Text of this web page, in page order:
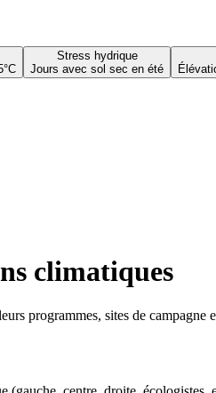
Stress hydrique
Jours avec sol sec en été
climatiques
programmes, sites de campagne